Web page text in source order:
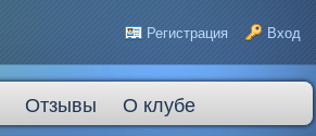
Регистрация Вход
Отзывы
О клубе